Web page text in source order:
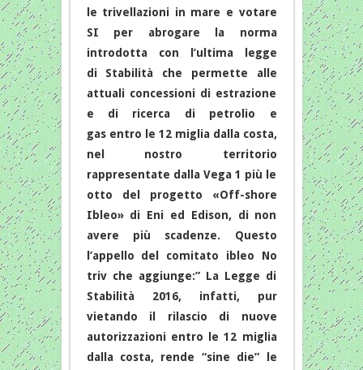
le trivellazioni in mare e votare
SI per abrogare la norma
introdotta con l’ultima legge
di Stabilità che permette alle
attuali concessioni di estrazione
e di ricerca di petrolio e
gas entro le 12 miglia dalla costa,
nel nostro territorio
rappresentate dalla Vega 1 più le
otto del progetto «Off-shore
Ibleo» di Eni ed Edison, di non
avere più scadenze. Questo
l’appello del comitato ibleo No
triv che aggiunge:” La Legge di
Stabilità 2016, infatti, pur
vietando il rilascio di nuove
autorizzazioni entro le 12 miglia
dalla costa, rende “sine die” le